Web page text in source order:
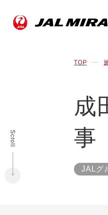
TOP
成
事
JALグ
Scroll